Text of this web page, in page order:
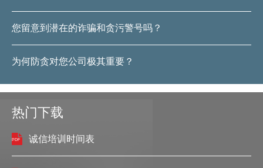
您留意到潜在的诈骗和贪污警号吗？
为何防贪对您公司极其重要？
热门下载
诚信培训时间表